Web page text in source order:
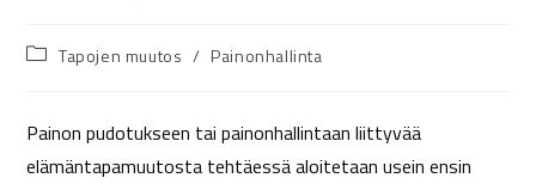
Tapojen muutos / Painonhallinta
Painon pudotukseen tai painonhallintaan liittyvää
elämäntapamuutosta tehtäessä aloitetaan usein ensin